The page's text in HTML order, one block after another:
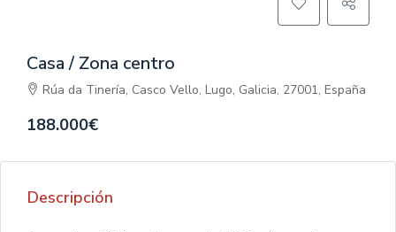
Casa / Zona centro
Rúa da Tinería, Casco Vello, Lugo, Galicia, 27001, España
188.000€
Descripción